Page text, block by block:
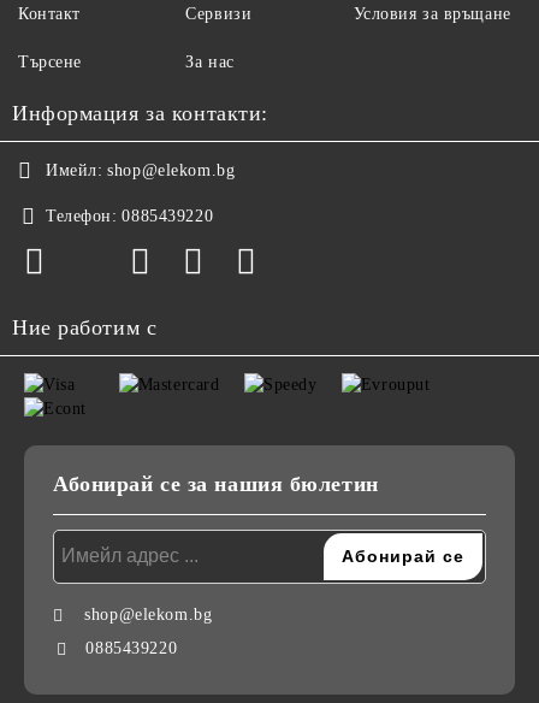
Контакт
Търсене
Сервизи
За нас
Условия за връщане
Информация за контакти:
Имейл: shop@elekom.bg
Телефон: 0885439220
Ние работим с
Абонирай се за нашия бюлетин
shop@elekom.bg
0885439220